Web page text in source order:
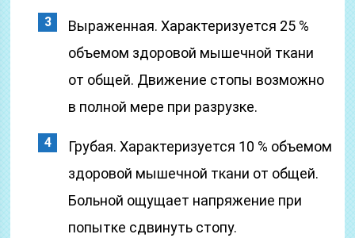
Выраженная. Характеризуется 25 %
объемом здоровой мышечной ткани
от общей. Движение стопы возможно
в полной мере при разрузке.
Грубая. Характеризуется 10 % объемом
здоровой мышечной ткани от общей.
Больной ощущает напряжение при
попытке сдвинуть стопу.